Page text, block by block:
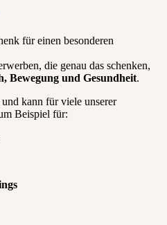
für einen besonderen
die genau das schenken,
Bewegung und Gesundheit.
und kann für viele unserer
Beispiel für: